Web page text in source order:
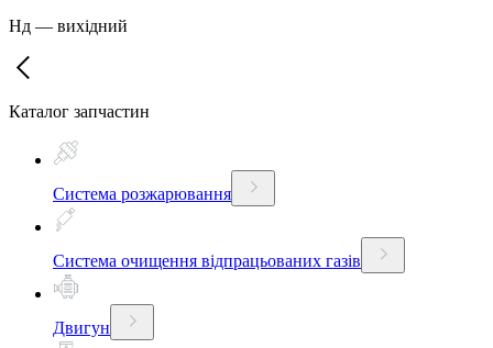
Нд — вихідний
Каталог запчастин
Система розжарювання
Система очищення відпрацьованих газів
Двигун